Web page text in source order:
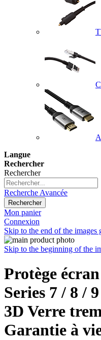
Langue
Rechercher
Rechercher
Recherche Avancée
Rechercher
Mon panier
Connexion
Skip to the end of the images
Skip to the beginning of the
Protège
Series 7 / 8 /
3D Verre
Garantie à